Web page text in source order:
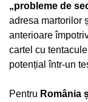
„probleme de
adresa martorilor
anterioare
cartel cu
potențial într-un
Pentru România